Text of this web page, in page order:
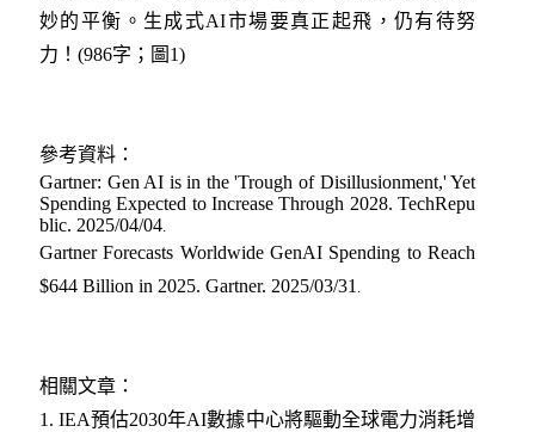
妙的平衡。生成式AI市場要真正起飛，仍有待努
力！(986字；圖1)
參考資料：
Gartner: Gen AI is in the 'Trough of Disillusionment,' Yet
Spending Expected to Increase Through 2028.TechRepu
blic. 2025/04/04.
Gartner Forecasts Worldwide GenAI Spending to Reach
$644 Billion in 2025. Gartner. 2025/03/31 .
相關文章：
1.IEA預估2030年AI數據中心將驅動全球電力消耗增